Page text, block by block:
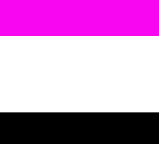
naar